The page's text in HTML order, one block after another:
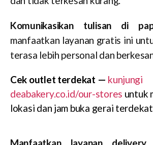
Komunikasikan tulisan di
manfaatkan layanan gratis ini
terasa lebih personal dan
Cek outlet terdekat — kunjungi
deabakery.co.id/our-stores untuk
lokasi dan jam buka gerai
Manfaatkan layanan delivery